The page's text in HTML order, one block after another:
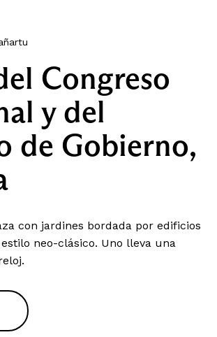
Congreso
y del
de Gobierno,
con jardines bordada por edificios
neo-clásico. Uno lleva una